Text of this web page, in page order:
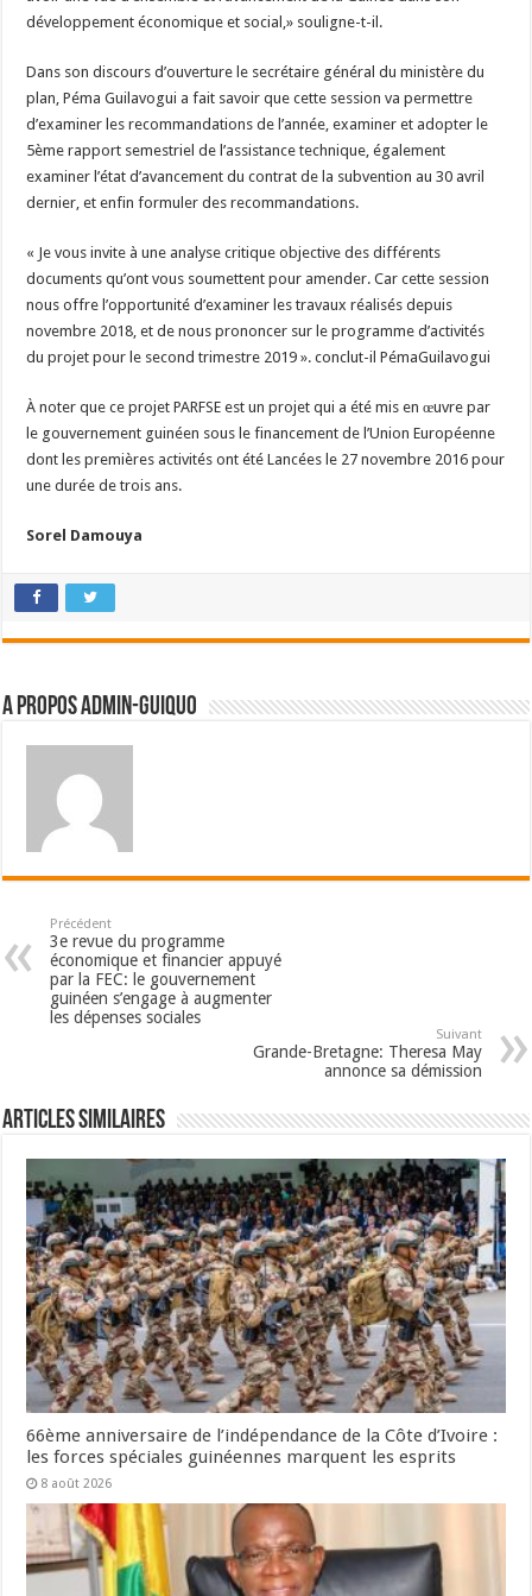
développement économique et social,» souligne-t-il.
Dans son discours d’ouverture le secrétaire général du ministère du
plan, Péma Guilavogui a fait savoir que cette session va permettre
d’examiner les recommandations de l’année, examiner et adopter le
5ème rapport semestriel de l’assistance technique, également
examiner l’état d’avancement du contrat de la subvention au 30 avril
dernier, et enfin formuler des recommandations.
« Je vous invite à une analyse critique objective des différents
documents qu’ont vous soumettent pour amender. Car cette session
nous offre l’opportunité d’examiner les travaux réalisés depuis
novembre 2018, et de nous prononcer sur le programme d’activités
du projet pour le second trimestre 2019 ». conclut-il PémaGuilavogui
À noter que ce projet PARFSE est un projet qui a été mis en œuvre par
le gouvernement guinéen sous le financement de l’Union Européenne
dont les premières activités ont été Lancées le 27 novembre 2016 pour
une durée de trois ans.
Sorel Damouya
A propos admin-guiquo
Précédent
3e revue du programme
économique et financier appuyé
par la FEC: le gouvernement
guinéen s’engage à augmenter
les dépenses sociales
Suivant
Grande-Bretagne: Theresa May
annonce sa démission
Articles Similaires
66ème anniversaire de l’indépendance de la Côte d’Ivoire :
les forces spéciales guinéennes marquent les esprits
8 août 2026